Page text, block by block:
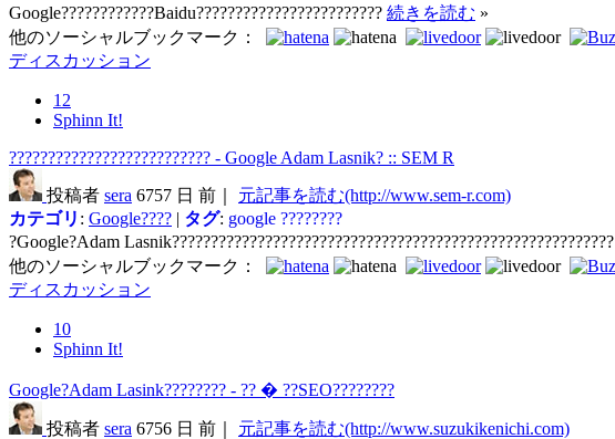
Google????????????Baidu???????????????????????? 続きを読む »
他のソーシャルブックマーク：
ディスカッション
12
Sphinn It!
?????????????????????????? - Google Adam Lasnik? :: SEM R
投稿者 sera 6757 日 前｜
元記事を読む(http://www.sem-r.com)
カテゴリ : Google???? | タグ: google ????????
?Google?Adam Lasnik?????????????????????????????????????????????????????????
他のソーシャルブックマーク：
ディスカッション
10
Sphinn It!
Google?Adam Lasink???????? - ?? � ??SEO????????
投稿者 sera 6756 日 前｜
元記事を読む(http://www.suzukikenichi.com)